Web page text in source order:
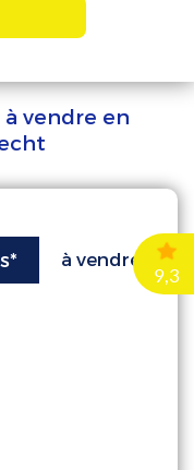
vendre en
à vendre